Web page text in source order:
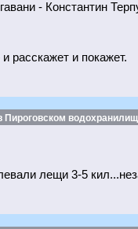
- Константин
расскажет и покажет.
лещи 3-5